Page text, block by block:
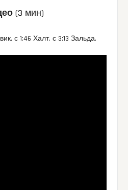
(3 мин)
с 1:46 Халт, с 3:13 Зальда.